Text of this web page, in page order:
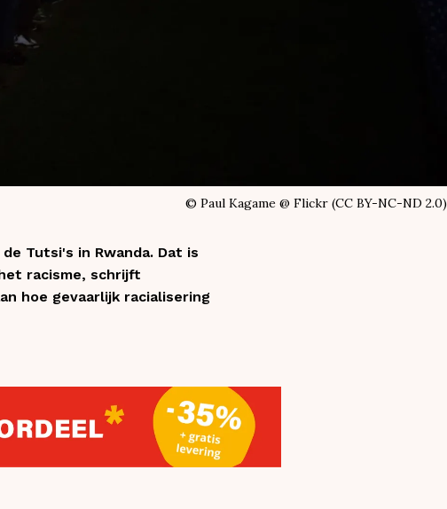
© Paul Kagame @ Flickr (CC BY-NC-ND 2.0)
Tutsi's in Rwanda. Dat is
racisme, schrijft
hoe gevaarlijk racialisering